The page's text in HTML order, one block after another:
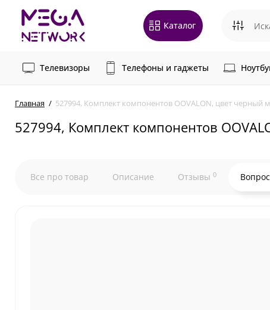
Каталог
Телевизоры Телефоны и гаджеты
Главная 527994, Комплект компонентов OOVALON, цвет черный
527994, Комплект компонентов
Все про товар Описание Отзывы 0